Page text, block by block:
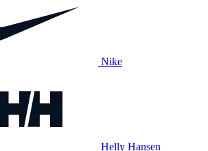
Nike
Helly Hansen